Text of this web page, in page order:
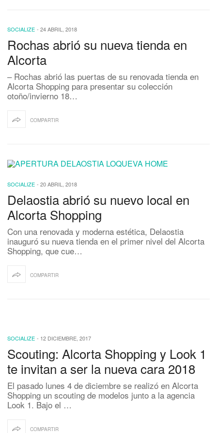
SOCIALIZE - 24 ABRIL, 2018
Rochas abrió su nueva tienda en
Alcorta
– Rochas abrió las puertas de su renovada tienda en
Alcorta Shopping para presentar su colección
otoño/invierno 18…
COMPARTIR
SOCIALIZE - 20 ABRIL, 2018
Delaostia abrió su nuevo local en
Alcorta Shopping
Con una renovada y moderna estética, Delaostia
inauguró su nueva tienda en el primer nivel del Alcorta
Shopping, que cue…
COMPARTIR
SOCIALIZE - 12 DICIEMBRE, 2017
Scouting: Alcorta Shopping y Look 1
te invitan a ser la nueva cara 2018
El pasado lunes 4 de diciembre se realizó en Alcorta
Shopping un scouting de modelos junto a la agencia
Look 1. Bajo el …
COMPARTIR